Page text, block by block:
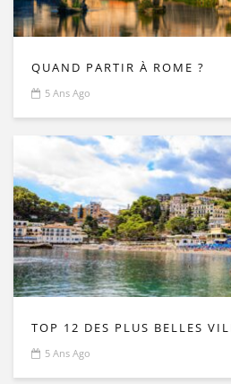
QUAND PARTIR À ROME ?
5 Ans Ago
TOP 12 DES PLUS BELLES
5 Ans Ago